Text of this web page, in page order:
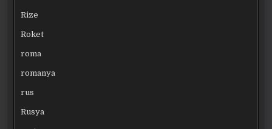
Rize
Roket
roma
romanya
rus
Rusya